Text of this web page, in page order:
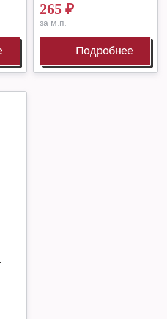
265 ₽
за м.п.
Подробнее